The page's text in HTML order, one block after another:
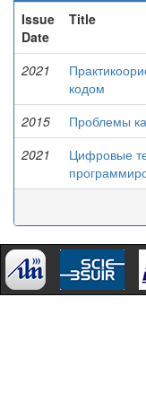
Issue
Date
Title
2021
кодом
2015 Проблемы
2021
Цифровые